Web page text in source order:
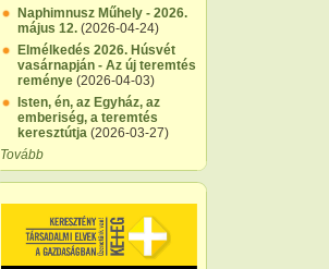
Naphimnusz Műhely - 2026.
május 12. (2026-04-24)
Elmélkedés 2026. Húsvét
vasárnapján - Az új teremtés
reménye (2026-04-03)
Isten, én, az Egyház, az
emberiség, a teremtés
keresztútja (2026-03-27)
Tovább